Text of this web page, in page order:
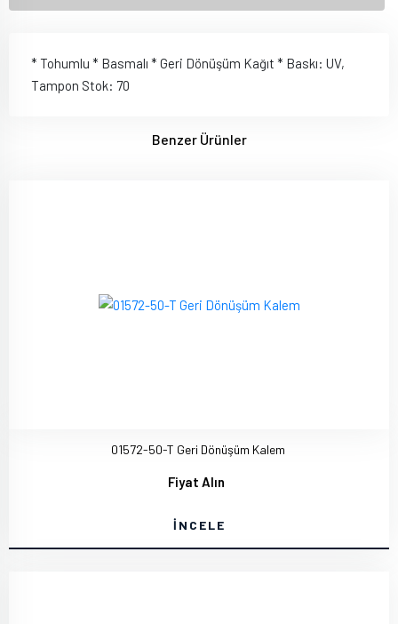
* Tohumlu * Basmalı * Geri Dönüşüm Kağıt * Baskı: UV,
Tampon Stok: 70
Benzer Ürünler
01572-50-T Geri Dönüşüm Kalem
Fiyat Alın
İNCELE